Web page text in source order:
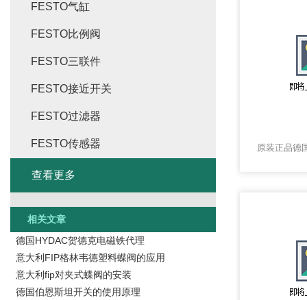
FESTO气缸
FESTO比例阀
FESTO三联件
FESTO接近开关
FESTO过滤器
FESTO传感器
查看更多
相关文章
德国HYDAC贺德克电磁铁代理
意大利FIP格林韦德塑料蝶阀的应用
意大利fip对夹式蝶阀的安装
德国伯恩斯坦开关的使用原理